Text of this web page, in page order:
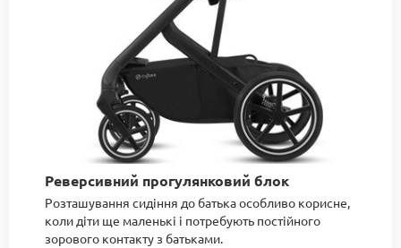
Реверсивний прогулянковий блок
Розташування сидіння до батька особливо корисне,
коли діти ще маленькі і потребують постійного
зорового контакту з батьками.